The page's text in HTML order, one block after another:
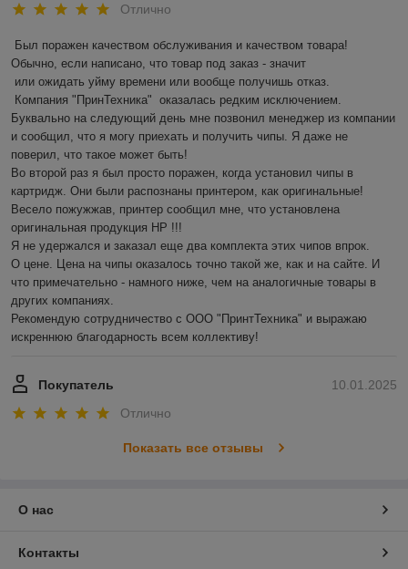
Отлично
Был поражен качеством обслуживания и качеством товара!
Обычно, если написано, что товар под заказ - значит
Буквально на следующий день мне позвонил менеджер из компании
и сообщил, что я могу приехать и получить чипы. Я даже не
поверил, что такое может быть!
Во второй раз я был просто поражен, когда установил чипы в
картридж. Они были распознаны принтером, как оригинальные!
Весело пожужжав, принтер сообщил мне, что установлена
оригинальная продукция HP !!!
Я не удержался и заказал еще два комплекта этих чипов впрок.
О цене. Цена на чипы оказалось точно такой же, как и на сайте. И
что примечательно - намного ниже, чем на аналогичные товары в
других компаниях.
Рекомендую сотрудничество с ООО "ПринтТехника" и выражаю
искреннюю благодарность всем коллективу!
10.01.2025
Покупатель
Отлично
Показать все отзывы
О нас
Контакты